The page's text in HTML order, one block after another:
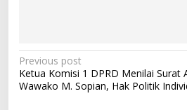
P
o
Previous post
Ketua Komisi 1 DPRD Menilai Surat
Wawako M. Sopian, Hak Politik